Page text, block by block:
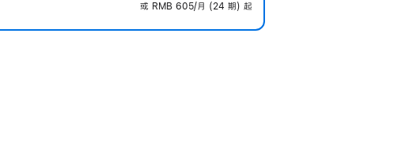
或 RMB 605/月 (24 期) 起